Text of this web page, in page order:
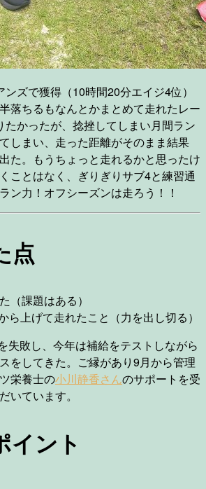
ズで獲得（10時間20分エイジ4位）
落ちるもなんとかまとめて走れたレー
たかったが、捻挫してしまい月間ラン
しまい、走った距離がそのまま結果
た。もうちょっと走れるかと思ったけ
ことはなく、ぎりぎりサブ4と練習通
ン力！オフシーズンは走ろう！！
点
課題はある）
上げて走れたこと（力を出し切る）
失敗し、今年は補給をテストしながら
をしてきた。ご縁があり9月から管理
栄養士の小川静香さんのサポートを受
いています。
ント